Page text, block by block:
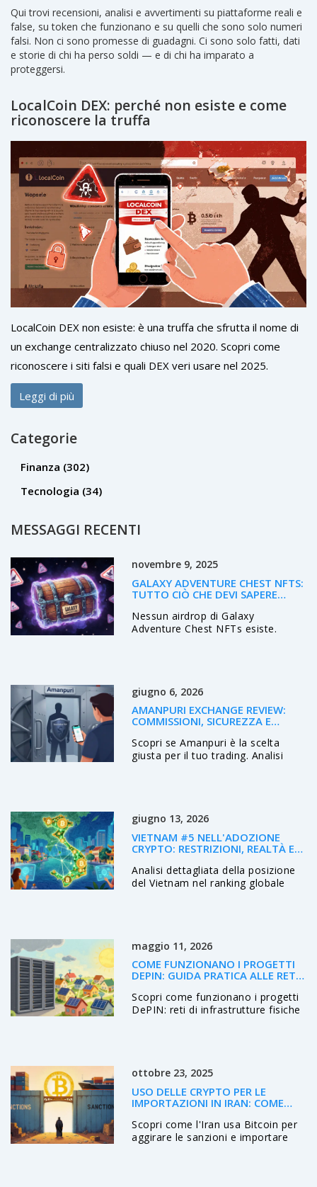
Qui trovi recensioni, analisi e avvertimenti su piattaforme reali e
false, su token che funzionano e su quelli che sono solo numeri
falsi. Non ci sono promesse di guadagni. Ci sono solo fatti, dati
e storie di chi ha perso soldi — e di chi ha imparato a
proteggersi.
LocalCoin DEX: perché non esiste e come
riconoscere la truffa
LocalCoin DEX non esiste: è una truffa che sfrutta il nome di
un exchange centralizzato chiuso nel 2020. Scopri come
riconoscere i siti falsi e quali DEX veri usare nel 2025.
Leggi di più
Categorie
Finanza (302)
Tecnologia (34)
MESSAGGI RECENTI
novembre 9, 2025
GALAXY ADVENTURE CHEST NFTS:
TUTTO CIÒ CHE DEVI SAPERE
Nessun airdrop di Galaxy
Adventure Chest NFTs esiste.
proteggerti.
giugno 6, 2026
AMANPURI EXCHANGE REVIEW:
COMMISSIONI, SICUREZZA E
Scopri se Amanpuri è la scelta
giusta per il tuo trading. Analisi
giugno 13, 2026
VIETNAM #5 NELL'ADOZIONE
CRYPTO: RESTRIZIONI, REALTÀ E
Analisi dettagliata della posizione
del Vietnam nel ranking globale
maggio 11, 2026
COME FUNZIONANO I PROGETTI
DEPIN: GUIDA PRATICA ALLE RETI
DECENTRALIZZATE
Scopri come funzionano i progetti
DePIN: reti di infrastrutture fisiche
2026.
ottobre 23, 2025
USO DELLE CRYPTO PER LE
IMPORTAZIONI IN IRAN: COME
COMMERCIO
Scopri come l'Iran usa Bitcoin per
aggirare le sanzioni e importare